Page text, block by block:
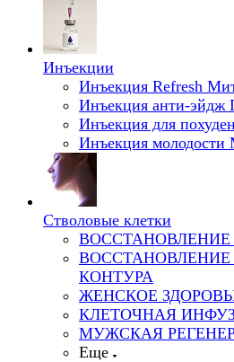
Инъекции
Инъекция Refresh
Инъекция анти-эйдж
Инъекция для
Инъекция молодости
Стволовые клетки
ВОССТАНОВЛЕНИЕ
КОНТУРА
ЖЕНСКОЕ
КЛЕТОЧНАЯ
МУЖСКАЯ
Еще